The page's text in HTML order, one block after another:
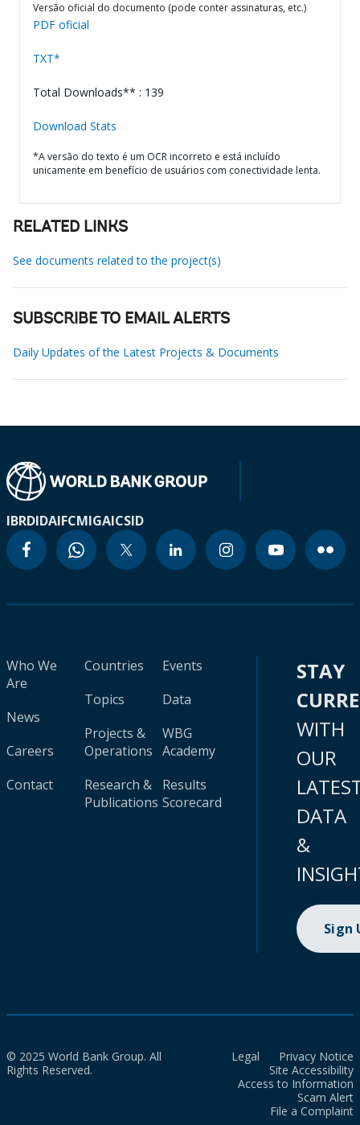
Versão oficial do documento (pode conter assinaturas, etc.)
PDF oficial
TXT*
Total Downloads** : 139
Download Stats
*A versão do texto é um OCR incorreto e está incluído
unicamente em benefício de usuários com conectividade lenta.
RELATED LINKS
See documents related to the project(s)
SUBSCRIBE TO EMAIL ALERTS
Daily Updates of the Latest Projects & Documents
IBRDIDAIFCMIGAICSID
Who We
Are
News
Careers
Contact
Countries
Topics
Projects &
Operations
Research &
Publications
Events
Data
WBG
Academy
Results
Scorecard
STAY
WITH
OUR
DATA
&
Sign
© 2025 World Bank Group. All
Rights Reserved.
Legal
Privacy Notice
Site Accessibility
Access to Information
Scam Alert
File a Complaint